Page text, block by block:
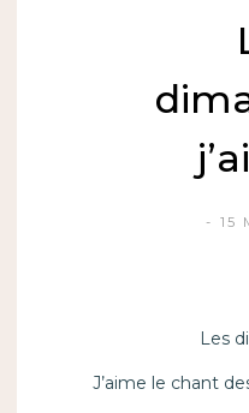
15
Les
J’aime le chant